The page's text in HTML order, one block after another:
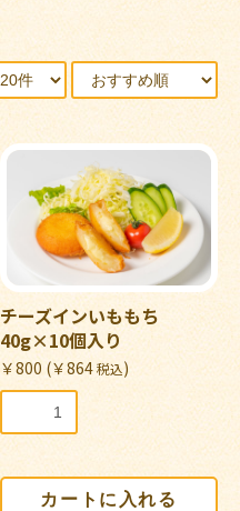
チーズインいももち
40g×10個入り
￥800 (￥864税込)
カートに入れる